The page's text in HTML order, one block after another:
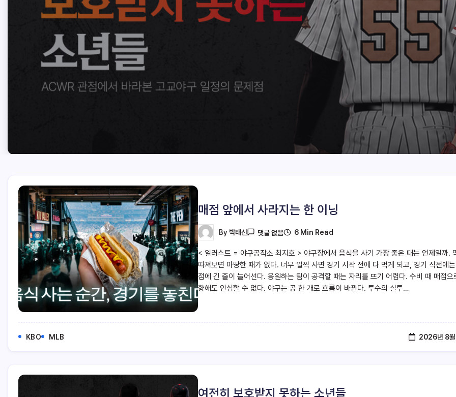
매점 앞에서 사라지는 한 이닝
By 박태신 댓글 없음 6 Min Read
< 일러스트 = 야구공작소 최지호 > 야구장에서 음식을 사기 가장 좋은 때는 언제일까.
따져보면 마땅한 때가 없다. 너무 일찍 사면 경기 시작 전에 다 먹게 되고, 경기 직전에
점에 긴 줄이 늘어선다. 응원하는 팀이 공격할 때는 자리를 뜨기 어렵다. 수비 때 매점으
향해도 안심할 수 없다. 야구는 공 한 개로 흐름이 바뀐다. 투수의 실투…
KBO MLB 2026년 8월
여전히 보호받지 못하는 소년들